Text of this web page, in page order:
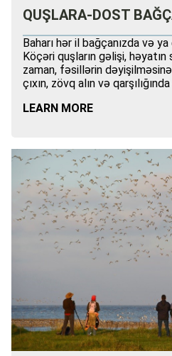
QUŞLARA-DOST
Baharı hər il bağçanızda və ya
Köçəri quşların gəlişi,
zaman, fəsillərin
çıxın, zövq alın və
LEARN MORE